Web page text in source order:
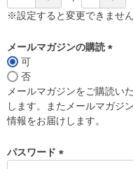
※設定すると変更できません
メールマガジンの購読
須
)
可
否
メールマガジンをご購読い
します。またメールマガジ
情報をお届けします。
パスワード